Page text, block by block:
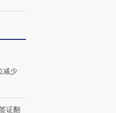
减少
证翻